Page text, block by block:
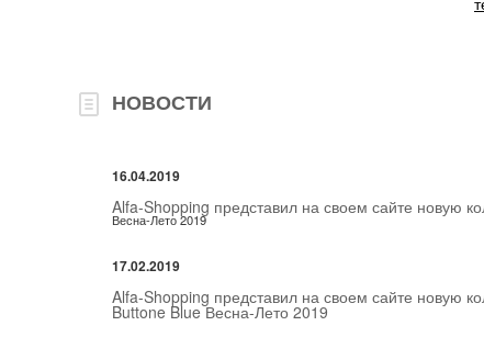
НОВОСТИ
16.04.2019
Alfa-Shopping представил на своем сайте новую
Весна-Лето 2019
17.02.2019
Alfa-Shopping представил на своем сайте новую
Buttone Blue Весна-Лето 2019